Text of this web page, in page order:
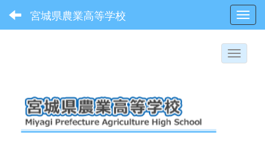
宮城県農業高等学校